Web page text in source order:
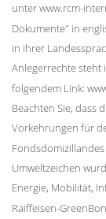
unter www.rcm-
Dokumente" in
in ihrer
Anlegerrechte steht
folgendem Link:
Beachten Sie, dass
Vorkehrungen für
Umweltzeichen
Energie, Mobilität,
Raiffeisen-